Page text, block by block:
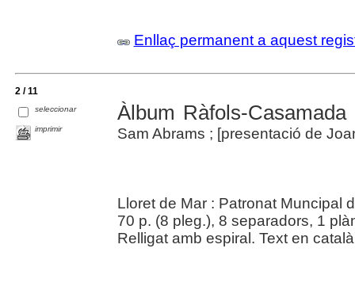
Enllaç permanent a aquest
2 / 11
seleccionar
imprimir
Àlbum Ràfols-
Sam Abrams ; [presentació de
Lloret de Mar : Patronat Muncipal
70 p. (8 pleg.), 8 separadors, 1
Relligat amb espiral. Text en